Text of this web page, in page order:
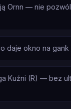
Ornn — nie
daje okno na gank
Kuźni (R) — bez